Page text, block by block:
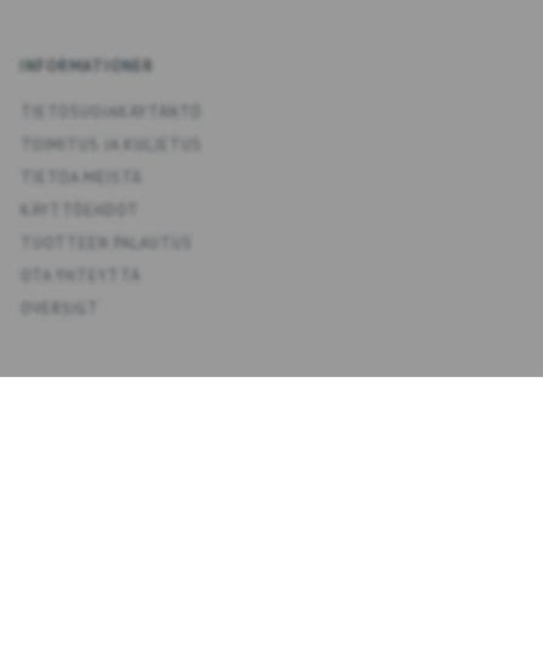
INFORMATIONER
TIETOSUOJAKÄYTÄNTÖ
TOIMITUS JA KULJETUS
TIETOA MEISTÄ
TUOTTEEN PALAUTUS